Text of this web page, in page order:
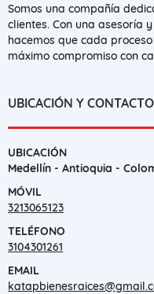
Somos una compañía
clientes. Con una asesoría
hacemos que cada
máximo compromiso con
UBICACIÓN Y CONTACTO
UBICACIÓN
Medellín - Antioquia -
MÓVIL
3213065123
TELÉFONO
3104301261
EMAIL